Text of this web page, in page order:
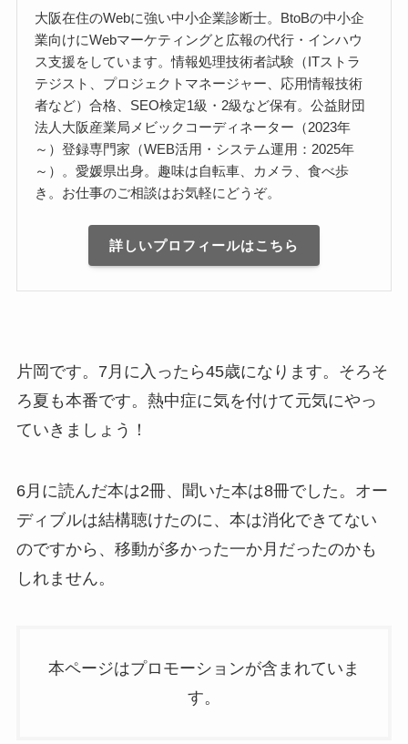
大阪在住のWebに強い中小企業診断士。BtoBの中小企
業向けにWebマーケティングと広報の代行・インハウ
ス支援をしています。情報処理技術者試験（ITストラ
テジスト、プロジェクトマネージャー、応用情報技術
者など）合格、SEO検定1級・2級など保有。公益財団
法人大阪産業局メビックコーディネーター（2023年
～）登録専門家（WEB活用・システム運用：2025年
～）。愛媛県出身。趣味は自転車、カメラ、食べ歩
き。お仕事のご相談はお気軽にどうぞ。
詳しいプロフィールはこちら
片岡です。7月に入ったら45歳になります。そろそ
ろ夏も本番です。熱中症に気を付けて元気にやっ
ていきましょう！
6月に読んだ本は2冊、聞いた本は8冊でした。オー
ディブルは結構聴けたのに、本は消化できてない
のですから、移動が多かった一か月だったのかも
しれません。
本ページはプロモーションが含まれていま
す。